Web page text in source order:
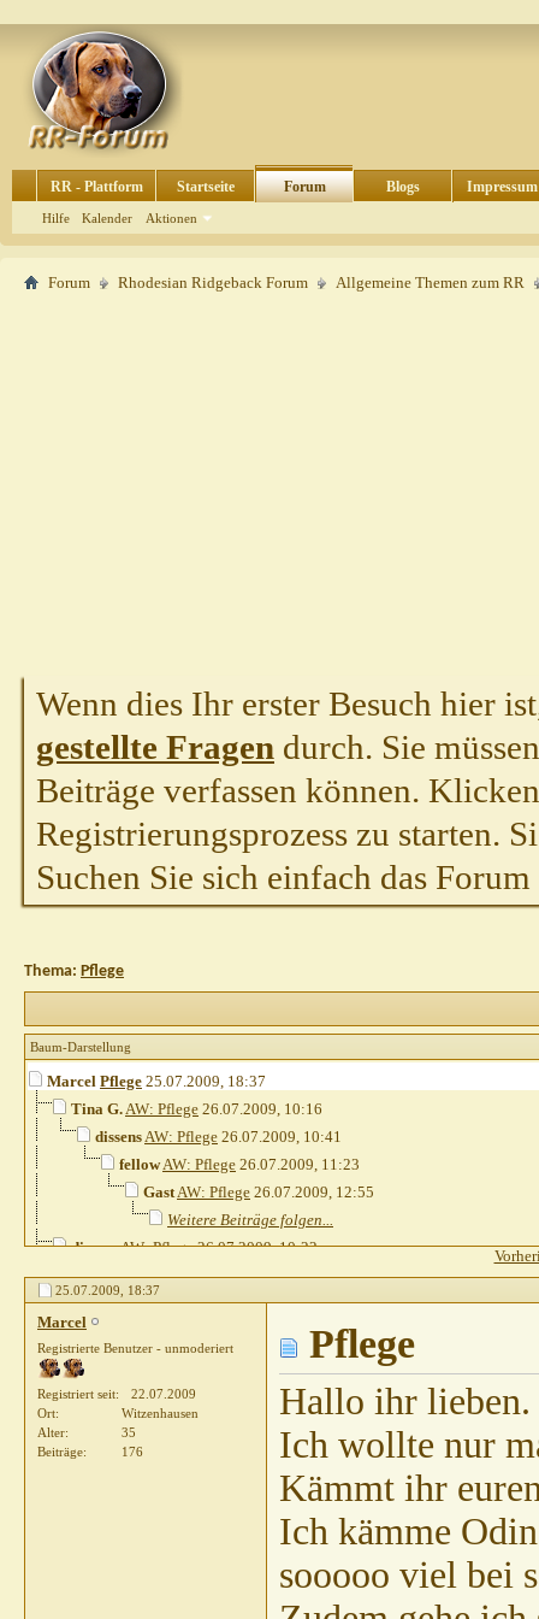
RR - Plattform Startseite Forum
Hilfe Kalender Aktionen
Blogs Impressum
Forum Rhodesian Ridgeback Forum Allgemeine Themen zum RR
Wenn dies Ihr erster Besuch hier
gestellte Fragen durch. Sie
Beiträge verfassen können.
Registrierungsprozess zu starten.
Suchen Sie sich einfach das
Thema: Pflege
Baum-Darstellung
Marcel Pflege 25.07.2009, 18:37
Tina G.AW: Pflege 26.07.2009, 10:16
dissensAW: Pflege 26.07.2009, 10:41
fellowAW: Pflege 26.07.2009, 11:23
GastAW: Pflege 26.07.2009, 12:55
Weitere Beiträge folgen...
dissensAW: Pflege26.07.2009,10:22
GastAW: Pflege26.07.2009,10:33
GastAW: Pflege27.07.2009,09:41
Marcel
09:53
MexchenAW: Pflege 27.07.2009,11:16
Gast AW: Pflege 27.07.2009,13:06
HeinsAW: Pflege 19.10.2009,11:24
AW: Pflege
11:15
27.07.2009,11:20
27.07.2009, 11:25
28.07.2009,00:23
28.07.2009,
19:33
25.07.2009, 18:37
Marcel
Registrierte Benutzer - unmoderiert
Registriert seit
22.07.2009
Ort
Witzenhausen
Alter
35
Beiträge
176
Pflege
Hallo ihr lieben.
Ich wollte nur
Kämmt ihr
Ich kämme
sooooo viel bei